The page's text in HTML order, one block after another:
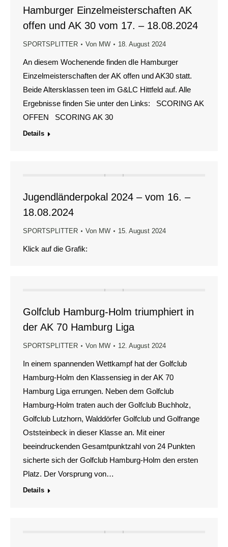
Hamburger Einzelmeisterschaften AK
offen und AK 30 vom 17. – 18.08.2024
SPORTSPLITTER Von MW 18. August 2024
An diesem Wochenende finden dIe Hamburger
Einzelmeisterschaften der AK offen und AK30 statt.
Beide Altersklassen teen im G&LC Hittfeld auf. Alle
Ergebnisse finden Sie unter den Links: SCORING AK
OFFEN SCORING AK 30
Details
Jugendländerpokal 2024 – vom 16. –
18.08.2024
SPORTSPLITTER Von MW 15. August 2024
Klick auf die Grafik:
Golfclub Hamburg-Holm triumphiert in
der AK 70 Hamburg Liga
SPORTSPLITTER Von MW 12. August 2024
In einem spannenden Wettkampf hat der Golfclub
Hamburg-Holm den Klassensieg in der AK 70
Hamburg Liga errungen. Neben dem Golfclub
Hamburg-Holm traten auch der Golfclub Buchholz,
Golfclub Lutzhorn, Walddörfer Golfclub und Golfrange
Oststeinbeck in dieser Klasse an. Mit einer
beeindruckenden Gesamtpunktzahl von 24 Punkten
sicherte sich der Golfclub Hamburg-Holm den ersten
Platz. Der Vorsprung von…
Details